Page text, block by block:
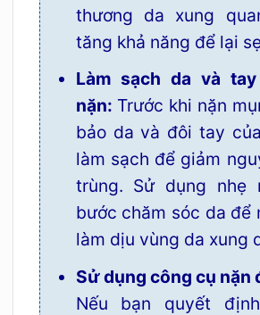
thương da xung
tăng khả năng để lại
Làm sạch da và
nặn: Trước khi nặn
bảo da và đôi tay
làm sạch để giảm
trùng. Sử dụng nhẹ
bước chăm sóc da để
làm dịu vùng da xung
Sử dụng công cụ nặn
Nếu bạn quyết